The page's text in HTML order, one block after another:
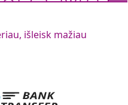
išleisk mažiau